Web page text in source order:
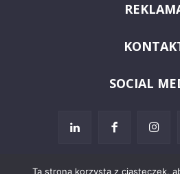
SOCIAL
Ta strona korzysta z ciasteczek,